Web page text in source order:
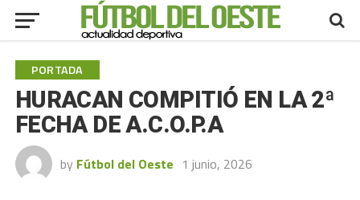
PORTADA
HURACAN COMPITIÓ EN LA 2ª
FECHA DE A.C.O.P.A
by Fútbol del Oeste 1 junio, 2026